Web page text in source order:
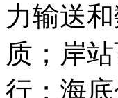
力输送
质；岸
行；海